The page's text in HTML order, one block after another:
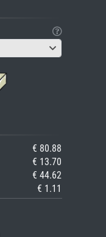
€ 80.88
€ 13.70
€ 44.62
€ 1.11